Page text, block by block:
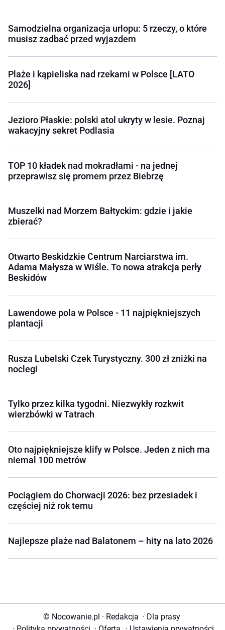
Samodzielna organizacja urlopu: 5 rzeczy, o które
musisz zadbać przed wyjazdem
Plaże i kąpieliska nad rzekami w Polsce [LATO
2026]
Jezioro Płaskie: polski atol ukryty w lesie. Poznaj
wakacyjny sekret Podlasia
TOP 10 kładek nad mokradłami - na jednej
przeprawisz się promem przez Biebrzę
Muszelki nad Morzem Bałtyckim: gdzie i jakie
zbierać?
Otwarto Beskidzkie Centrum Narciarstwa im.
Adama Małysza w Wiśle. To nowa atrakcja perły
Beskidów
Lawendowe pola w Polsce - 11 najpiękniejszych
plantacji
Rusza Lubelski Czek Turystyczny. 300 zł zniżki na
noclegi
Tylko przez kilka tygodni. Niezwykły rozkwit
wierzbówki w Tatrach
Oto najpiękniejsze klify w Polsce. Jeden z nich ma
niemal 100 metrów
Pociągiem do Chorwacji 2026: bez przesiadek i
częściej niż rok temu
Najlepsze plaże nad Balatonem – hity na lato 2026
© Nocowanie.pl · Redakcja · Dla prasy